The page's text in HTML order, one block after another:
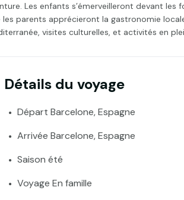
Les enfants s’émerveilleront devant
les parents apprécieront la gastronomie
visites culturelles, et activités en
Détails du voyage
Départ Barcelone, Espagne
Arrivée Barcelone, Espagne
Saison été
Voyage En famille